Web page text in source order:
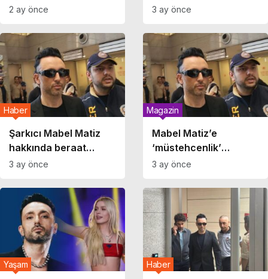
açıklaması: ‘Sonucun
şüphem yok’
2 ay önce
operasyonu dalgası:
Mabel Matiz, Feyza
Civelek…
3 ay önce
Şarkıcı Mabel Matiz
hakkında beraat
kararı
Haber
3 ay önce
Mabel Matiz’e
‘müstehcenlik’
davasında 3 yıla kadar
Magazin
3 ay önce
Yaşam Haber